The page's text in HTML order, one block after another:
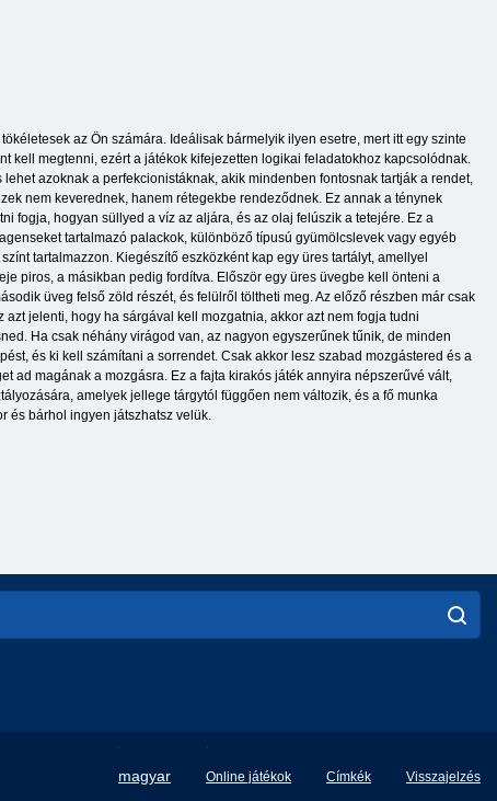
az Ön számára. Ideálisak bármelyik ilyen esetre, mert itt egy szinte
kell megtenni, ezért a játékok kifejezetten logikai feladatokhoz kapcsolódnak.
azoknak a perfekcionistáknak, akik mindenben fontosnak tartják a rendet,
nem keverednek, hanem rétegekbe rendeződnek. Ez annak a ténynek
fogja, hogyan süllyed a víz az aljára, és az olaj felúszik a tetejére. Ez a
tartalmazó palackok, különböző típusú gyümölcslevek vagy egyéb
tartalmazzon. Kiegészítő eszközként kap egy üres tartályt, amellyel
piros, a másikban pedig fordítva. Először egy üres üvegbe kell önteni a
üveg felső zöld részét, és felülről töltheti meg. Az előző részben már csak
jelenti, hogy ha sárgával kell mozgatnia, akkor azt nem fogja tudni
Ha csak néhány virágod van, az nagyon egyszerűnek tűnik, de minden
és ki kell számítani a sorrendet. Csak akkor lesz szabad mozgástered és a
ad magának a mozgásra. Ez a fajta kirakós játék annyira népszerűvé vált,
amelyek jellege tárgytól függően nem változik, és a fő munka
és bárhol ingyen játszhatsz velük.
magyar Online játékok Címkék Visszajelzés